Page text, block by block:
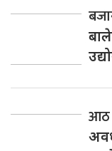
आठ